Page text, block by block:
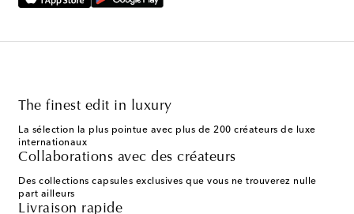
The finest edit in luxury
La sélection la plus pointue avec plus de 200 créateurs de luxe
internationaux
Collaborations avec des créateurs
Des collections capsules exclusives que vous ne trouverez nulle
part ailleurs
Livraison rapide